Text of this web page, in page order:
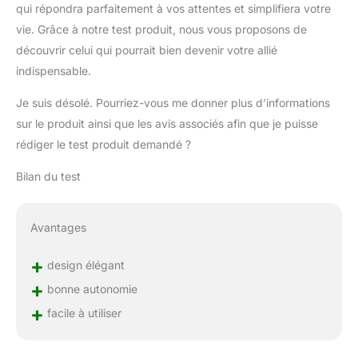
qui répondra parfaitement à vos attentes et simplifiera votre
vie. Grâce à notre test produit, nous vous proposons de
découvrir celui qui pourrait bien devenir votre allié
indispensable.
Je suis désolé. Pourriez-vous me donner plus d’informations
sur le produit ainsi que les avis associés afin que je puisse
rédiger le test produit demandé ?
Bilan du test
Avantages
+ design élégant
+ bonne autonomie
+ facile à utiliser